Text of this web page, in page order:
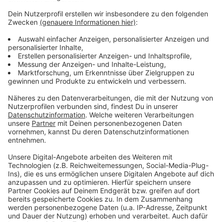
Der Sommer hat dieses Jahr lange auf sich warten
lassen. Aber der Spätsommer wird heiß, heißer,
Schröder! Schon zum Jahresanfang hat uns Atze mit
dem Kaltstart 24 begleitet und jetzt will er uns gut
gelaunt bis in den Herbst bringen. Atzes Mantra für ein
Kraft voraus und viel Spaß bei Atze Schröders
Kaltstart 24.
Anzeige
Anzeige